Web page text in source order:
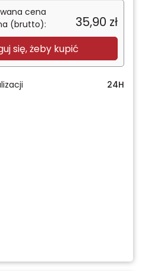
cena
(brutto):
35,90 zł
się, żeby kupić
24H